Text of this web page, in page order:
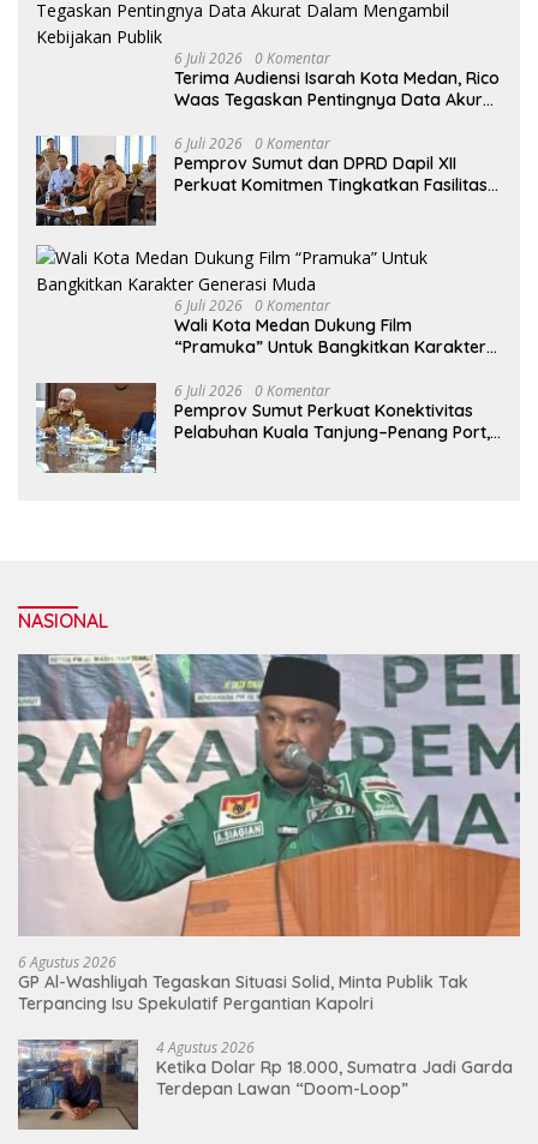
6 Juli 2026 0 Komentar
Terima Audiensi Isarah Kota Medan, Rico
Waas Tegaskan Pentingnya Data Akurat
6 Juli 2026 0 Komentar
Pemprov Sumut dan DPRD Dapil XII
Perkuat Komitmen Tingkatkan Fasilitas
6 Juli 2026 0 Komentar
Wali Kota Medan Dukung Film
“Pramuka” Untuk Bangkitkan Karakter
6 Juli 2026 0 Komentar
Pemprov Sumut Perkuat Konektivitas
Pelabuhan Kuala Tanjung–Penang Port,
NASIONAL
6 Agustus 2026
GP Al-Washliyah Tegaskan Situasi Solid, Minta Publik Tak
Terpancing Isu Spekulatif Pergantian Kapolri
4 Agustus 2026
Ketika Dolar Rp 18.000, Sumatra Jadi Garda
Terdepan Lawan “Doom-Loop”